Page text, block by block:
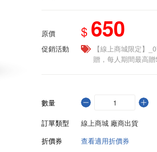
原價 $ 650
促銷活動
【線上商城限定】
贈，每人期間最高
數量
訂單類型
線上商城 廠商出貨
折價券
查看適用折價券